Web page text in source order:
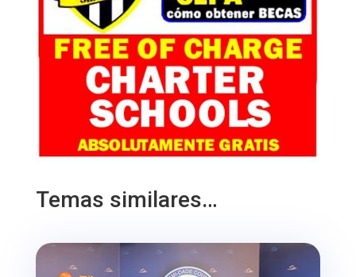
Temas similares…